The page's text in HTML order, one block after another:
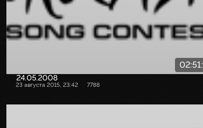
24.05.2008
23 августа 2015, 23:42 7788